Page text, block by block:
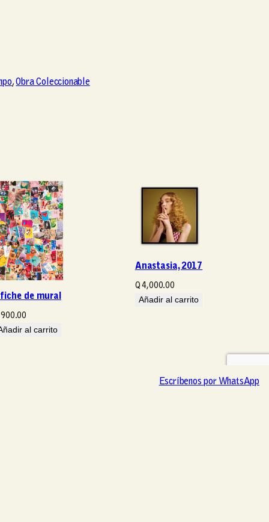
, Obra Coleccionable
de mural
al carrito
Anastasia, 2017
Q4,000.00
Añadir al carrito
Escríbenos por WhatsApp
Escríbenos por WhatsApp